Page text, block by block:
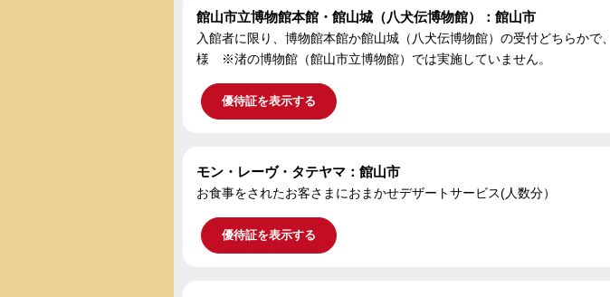
館山市立博物館本館・館山城（八犬伝博物館）：館山市
入館者に限り、博物館本館か館山城（八犬伝博物館）の受付どちらか
様 ※渚の博物館（館山市立博物館）では実施していません。
優待証を表示する
モン・レーヴ・タテヤマ：館山市
お食事をされたお客さまにおまかせデザートサービス(人数分）
優待証を表示する